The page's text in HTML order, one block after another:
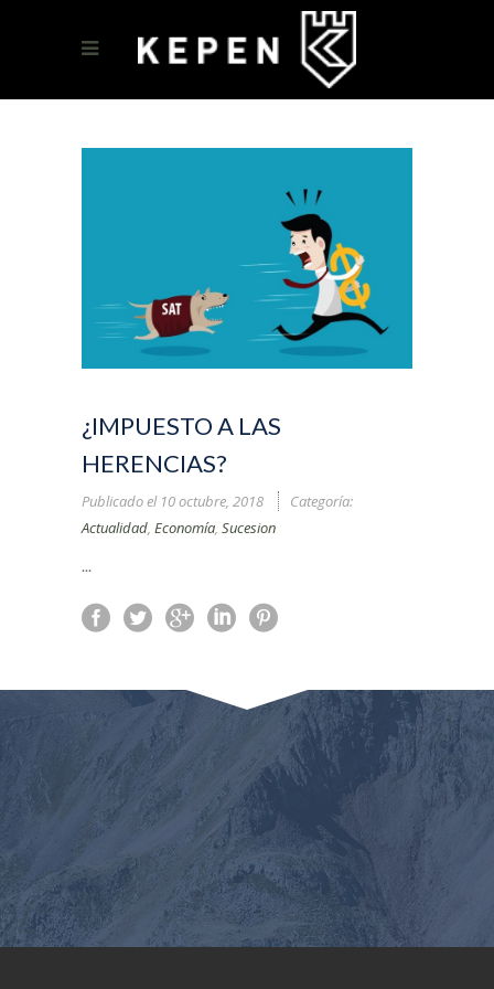
¿IMPUESTO A LAS
HERENCIAS?
Publicado el10 octubre, 2018
Categoría:
Actualidad, Economía, Sucesion
...